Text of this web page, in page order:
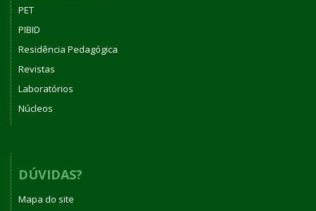
PET
PIBID
Residência Pedagógica
Revistas
Laboratórios
Núcleos
DÚVIDAS?
Mapa do site